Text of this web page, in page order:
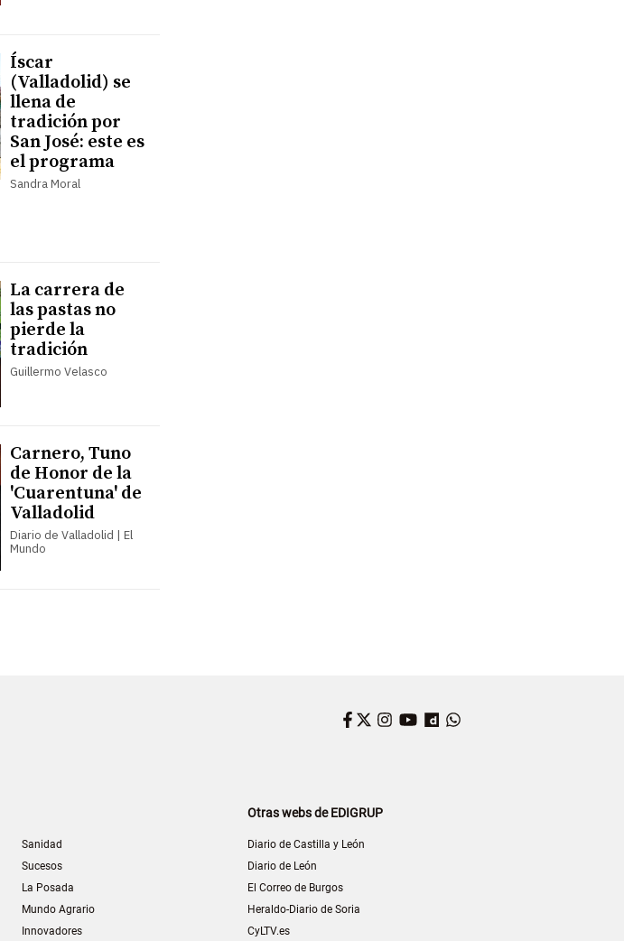
Íscar
(Valladolid) se
llena de
tradición por
San José: este es
el programa
Sandra Moral
La carrera de
las pastas no
pierde la
tradición
Guillermo Velasco
Carnero, Tuno
de Honor de la
'Cuarentuna' de
Valladolid
Diario de Valladolid | El
Mundo
Facebook
Twitter
Instagram
YouTube
Dailymotion
Sanidad
Sucesos
La Posada
Mundo Agrario
Innovadores
Otras webs de EDIGRUP
Diario de Castilla y León
Diario de León
El Correo de Burgos
Heraldo-Diario de Soria
CyLTV.es